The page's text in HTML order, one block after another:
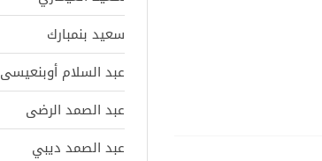
سعيد بنمبارك
عبد السلام أوبنعيسى
عبد الصمد الرضى
عبد الصمد ديبي